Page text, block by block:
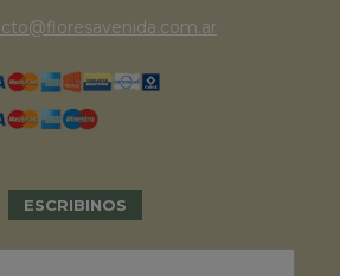
ESCRIBINOS